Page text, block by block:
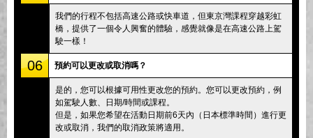
我們的行程不包括高速公路或快車道，但東京灣課程穿越彩虹
橋，提供了一個令人興奮的體驗，感覺就像是在高速公路上駕
駛一樣！
06 預約可以更改或取消嗎？
是的，您可以根據可用性更改您的預約。您可以更改預約，例
如駕駛人數、日期/時間或課程。
但是，如果您希望在活動日期前6天內（日本標準時間）進行更
改或取消，我們的取消政策將適用。